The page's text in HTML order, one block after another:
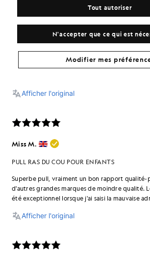
N'accepter que ce qui est
Tout autoriser
Modifier mes